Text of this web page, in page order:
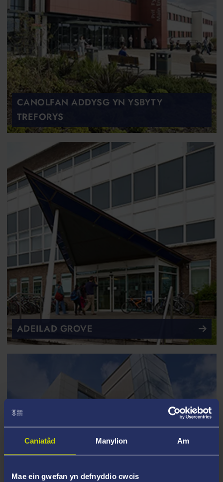
Caniatâd Manylion Am
Mae ein gwefan yn defnyddio cwcis
CANOLFAN ADDYSG YN YSBYTY
TREFORYS
ADEILAD GROVE